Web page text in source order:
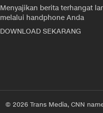
Menyajikan berita terhangat
melalui handphone Anda
DOWNLOAD SEKARANG
© 2026 Trans Media, CNN